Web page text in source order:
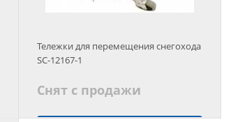
Тележки для перемещения снегохода
SC-12167-1
Снят с продажи